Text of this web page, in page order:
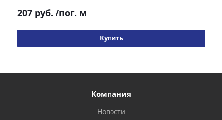
207 руб. /пог. м
Купить
Компания
Новости